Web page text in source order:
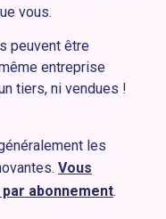
vous.
peuvent être
entreprise
tiers, ni vendues !
les
Vous
abonnement.